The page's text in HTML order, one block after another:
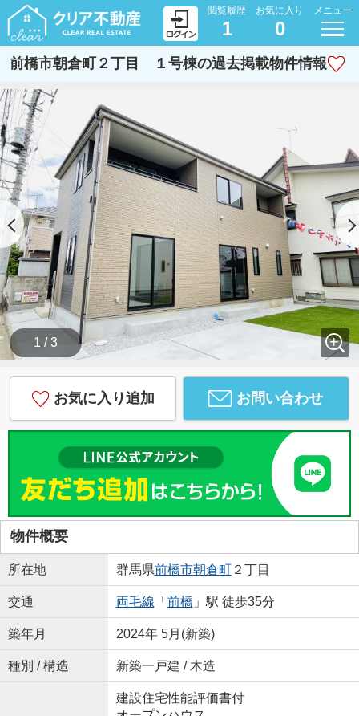
閲覧履歴
1
お気に入り
0
メニュー
前橋市朝倉町２丁目 １号棟の過去掲載物件情報
1 / 3
お気に入り追加 お問い合わせ
物件概要
所在地 群馬県前橋市朝倉町２丁目
交通 両毛線 「 前橋 」駅 徒歩35分
築年月 2024年 5月(新築)
種別 / 構造 新築一戸建 / 木造
建設住宅性能評価書付